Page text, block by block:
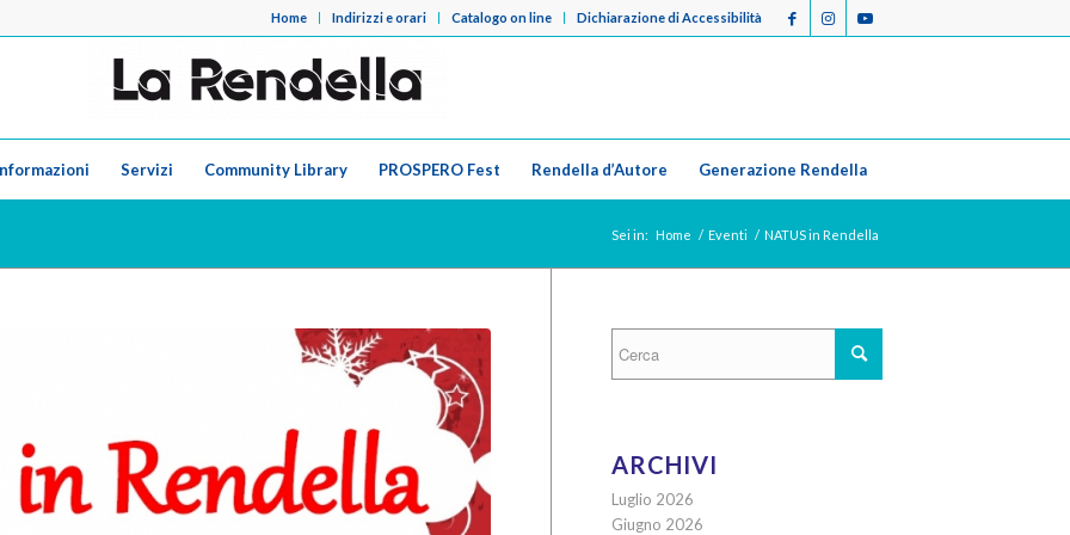
Home Indirizzi e orari Catalogo on line Dichiarazione di Accessibilità
Servizi Community Library PROSPERO Fest Rendella d’Autore Generazione Rendella
Sei in: Home / Eventi / NATUS in Rendella
ARCHIVI
Luglio 2026
Giugno 2026